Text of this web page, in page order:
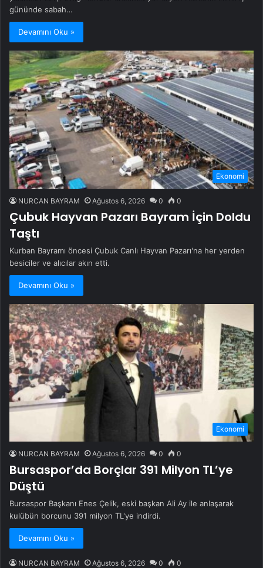
gününde sabah…
Devamını Oku »
Ekonomi
NURCAN BAYRAM Ağustos 6, 2026 0 0
Çubuk Hayvan Pazarı Bayram İçin Doldu
Taştı
Kurban Bayramı öncesi Çubuk Canlı Hayvan Pazarı'na her yerden
besiciler ve alıcılar akın etti.
Devamını Oku »
Ekonomi
NURCAN BAYRAM Ağustos 6, 2026 0 0
Bursaspor’da Borçlar 391 Milyon TL’ye
Düştü
Bursaspor Başkanı Enes Çelik, eski başkan Ali Ay ile anlaşarak
kulübün borcunu 391 milyon TL'ye indirdi.
Devamını Oku »
NURCAN BAYRAM Ağustos 6, 2026 0 0